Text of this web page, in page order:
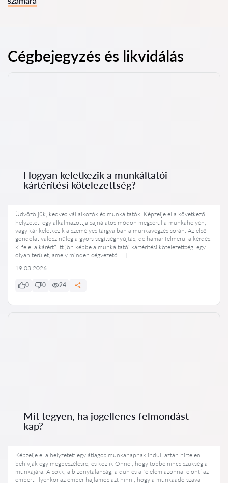
Cégbejegyzés és likvidálás
Hogyan keletkezik a munkáltatói
kártérítési kötelezettség?
Üdvözöljük, kedves vállalkozók és munkáltatók! Képzelje el a következő
helyzetet: egy alkalmazottja sajnálatos módon megsérül a munkahelyén,
vagy kár keletkezik a személyes tárgyaiban a munkavégzés során. Az első
gondolat valószínűleg a gyors segítségnyújtás, de hamar felmerül a kérdés:
ki felel a kárért? Itt jön képbe a munkáltatói kártérítési kötelezettség, egy
olyan terület, amely minden cégvezető […]
19.03.2026
0 0 24
Mit tegyen, ha jogellenes felmondást
kap?
Képzelje el a helyzetet: egy átlagos munkanapnak indul, aztán hirtelen
behívják egy megbeszélésre, és közlik Önnel, hogy többé nincs szükség a
munkájára. A sokk, a bizonytalanság, a düh és a félelem azonnal elönti az
embert. Ilyenkor az ember hajlamos azt hinni, hogy a munkaadó szava